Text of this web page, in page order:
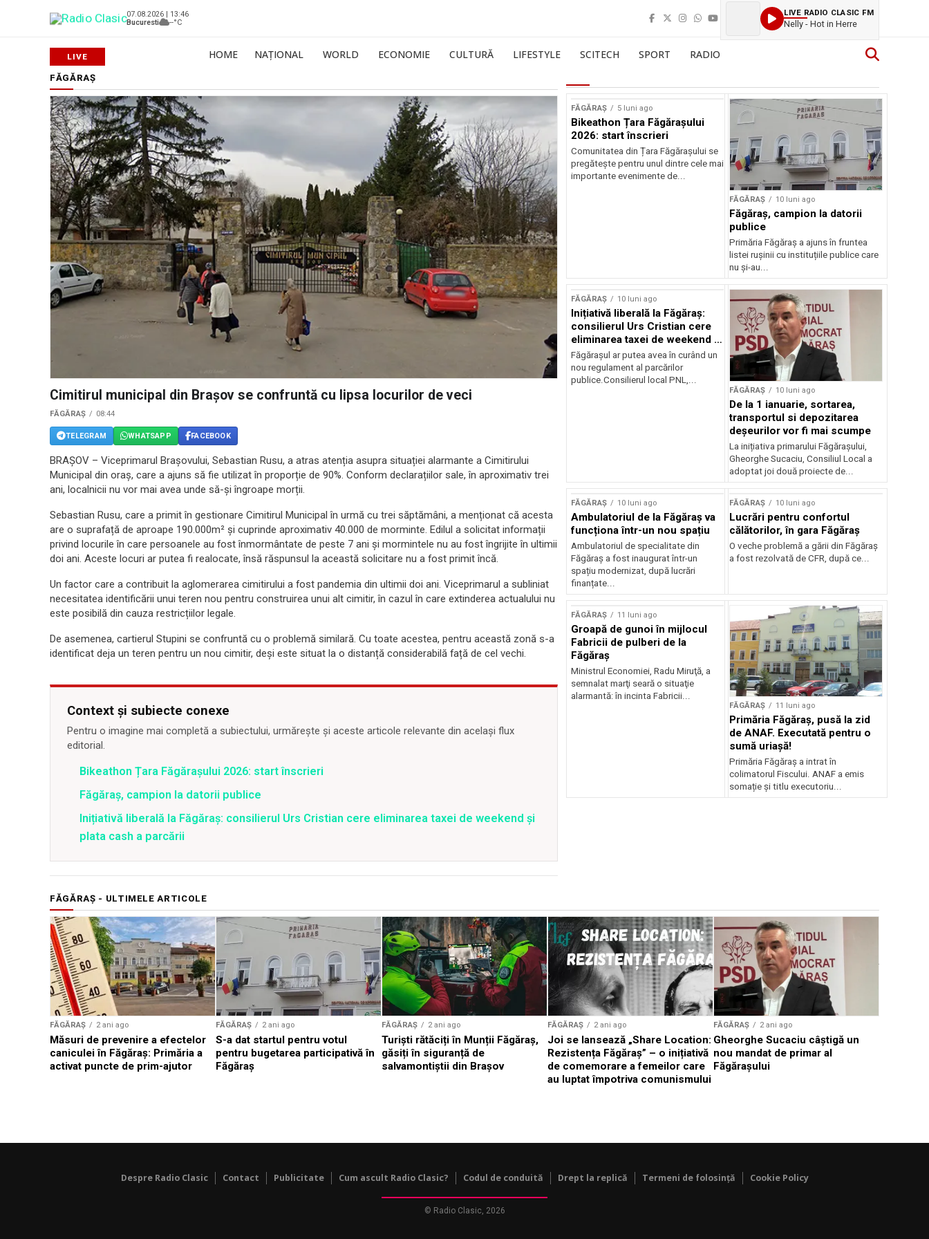
07.08.2026 | 13:46
Bucuresti
--°C
LIVE RADIO CLASIC FM
Nelly - Hot in Herre
HOME NAȚIONAL WORLD ECONOMIE CULTURĂ LIFESTYLE SCITECH SPORT RADIO
FĂGĂRAȘ
Cimitirul municipal din Brașov se confruntă cu lipsa locurilor de veci
FĂGĂRAȘ 08:44
TELEGRAM WHATSAPP FACEBOOK
BRAȘOV – Viceprimarul Brașovului, Sebastian Rusu, a atras atenția asupra situației alarmante a Cimitirului
Municipal din oraș, care a ajuns să fie utilizat în proporție de 90%. Conform declarațiilor sale, în aproximativ trei
ani, localnicii nu vor mai avea unde să-și îngroape morții.
Sebastian Rusu, care a primit în gestionare Cimitirul Municipal în urmă cu trei săptămâni, a menționat că acesta
are o suprafață de aproape 190.000m² și cuprinde aproximativ 40.000 de morminte. Edilul a solicitat informații
privind locurile în care persoanele au fost înmormântate de peste 7 ani și mormintele nu au fost îngrijite în ultimii
doi ani. Aceste locuri ar putea fi realocate, însă răspunsul la această solicitare nu a fost primit încă.
Un factor care a contribuit la aglomerarea cimitirului a fost pandemia din ultimii doi ani. Viceprimarul a subliniat
necesitatea identificării unui teren nou pentru construirea unui alt cimitir, în cazul în care extinderea actualului nu
este posibilă din cauza restricțiilor legale.
De asemenea, cartierul Stupini se confruntă cu o problemă similară. Cu toate acestea, pentru această zonă s-a
identificat deja un teren pentru un nou cimitir, deși este situat la o distanță considerabilă față de cel vechi.
Context și subiecte conexe
Pentru o imagine mai completă a subiectului, urmărește și aceste articole relevante din același flux
editorial.
Bikeathon Țara Făgărașului 2026: start înscrieri
Făgăraș, campion la datorii publice
Inițiativă liberală la Făgăraș: consilierul Urs Cristian cere eliminarea taxei de weekend și
plata cash a parcării
FĂGĂRAȘ 5 luni ago
Bikeathon Țara Făgărașului
2026: start înscrieri
Comunitatea din Țara Făgărașului se
pregătește pentru unul dintre cele mai
importante evenimente de...
FĂGĂRAȘ 10 luni ago
Făgăraș, campion la datorii
publice
Primăria Făgăraș a ajuns în fruntea
listei rușinii cu instituțiile publice care
nu și-au...
FĂGĂRAȘ 10 luni ago
Inițiativă liberală la Făgăraș:
consilierul Urs Cristian cere
eliminarea taxei de weekend și
plata cash a parcării
Făgărașul ar putea avea în curând un
nou regulament al parcărilor
publice.Consilierul local PNL,...
FĂGĂRAȘ 10 luni ago
De la 1 ianuarie, sortarea,
transportul si depozitarea
deșeurilor vor fi mai scumpe
La inițiativa primarului Făgărașului,
Gheorghe Sucaciu, Consiliul Local a
adoptat joi două proiecte de...
FĂGĂRAȘ 10 luni ago
Ambulatoriul de la Făgăraș va
funcționa într-un nou spațiu
Ambulatoriul de specialitate din
Făgăraș a fost inaugurat într-un
spațiu modernizat, după lucrări
finanțate...
FĂGĂRAȘ 10 luni ago
Lucrări pentru confortul
călătorilor, în gara Făgăraș
O veche problemă a gării din Făgăraș
a fost rezolvată de CFR, după ce...
FĂGĂRAȘ 11 luni ago
Groapă de gunoi în mijlocul
Fabricii de pulberi de la
Făgăraș
Ministrul Economiei, Radu Miruţă, a
semnalat marţi seară o situaţie
alarmantă: în incinta Fabricii...
FĂGĂRAȘ 11 luni ago
Primăria Făgăraș, pusă la zid
de ANAF. Executată pentru o
sumă uriașă!
Primăria Făgăraș a intrat în
colimatorul Fiscului. ANAF a emis
somație și titlu executoriu...
FĂGĂRAȘ - ULTIMELE ARTICOLE
FĂGĂRAȘ 2 ani ago
Măsuri de prevenire a efectelor
caniculei în Făgăraș: Primăria a
activat puncte de prim-ajutor
FĂGĂRAȘ 2 ani ago
S-a dat startul pentru votul
pentru bugetarea participativă în
Făgăraș
FĂGĂRAȘ 2 ani ago
Turiști rătăciți în Munții Făgăraș,
găsiți în siguranță de
salvamontiștii din Brașov
FĂGĂRAȘ 2 ani ago
Joi se lansează „Share Location:
Rezistența Făgăraș” – o inițiativă
de comemorare a femeilor care
au luptat împotriva comunismului
FĂGĂRAȘ 2 ani ago
Gheorghe Sucaciu câștigă un
nou mandat de primar al
Făgărașului
Despre Radio Clasic Contact Publicitate Cum ascult Radio Clasic? Codul de conduită Drept la replică Termeni de folosință Cookie Policy
© Radio Clasic, 2026